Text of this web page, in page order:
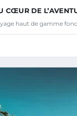
DE
haut de gamme